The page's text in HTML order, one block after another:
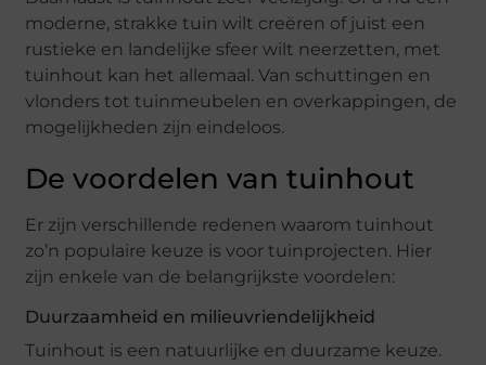
moderne, strakke tuin wilt creëren of juist een
rustieke en landelijke sfeer wilt neerzetten, met
tuinhout kan het allemaal. Van schuttingen en
vlonders tot tuinmeubelen en overkappingen, de
mogelijkheden zijn eindeloos.
De voordelen van tuinhout
Er zijn verschillende redenen waarom tuinhout
zo’n populaire keuze is voor tuinprojecten. Hier
zijn enkele van de belangrijkste voordelen:
Duurzaamheid en milieuvriendelijkheid
Tuinhout is een natuurlijke en duurzame keuze.